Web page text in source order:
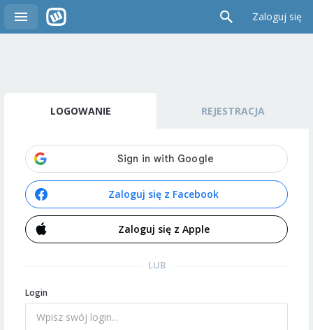
Zaloguj się
LOGOWANIE REJESTRACJA
Zaloguj się z Facebook
Zaloguj się z Apple
LUB
Login